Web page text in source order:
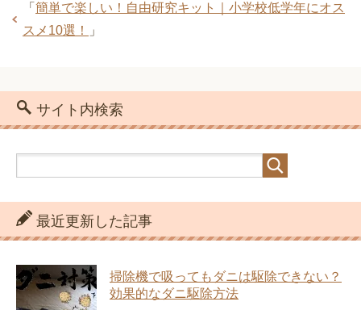
「 簡単で楽しい！自由研究キット｜小学校低学年にオス
スメ10選！
」
サイト内検索
最近更新した記事
掃除機で吸ってもダニは駆除できない？
効果的なダニ駆除方法